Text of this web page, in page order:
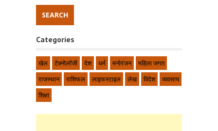
Categories
खेल टेक्नोलॉजी देश धर्म मनोरंजन
महिला जगत
राजस्थान
राशिफल लाइफस्टाइल लेख विदेश
व्यवसाय
शिक्षा